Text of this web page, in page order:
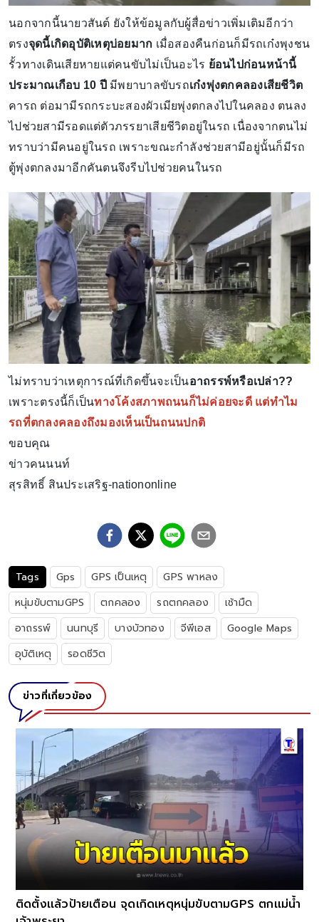
นอกจากนี้นายวสันต์ ยังให้ข้อมูลกับผู้สื่อข่าวเพิ่มเติมอีกว่า
ตรงจุดนี้เกิดอุบัติเหตุบ่อยมาก เมื่อสองคืนก่อนก็มีรถเก๋งพุงชน
รั้วทางเดินเสียหายแต่คนขับไม่เป็นอะไร ย้อนไปก่อนหน้านี้
ประมาณเกือบ 10 ปี มีพยาบาลขับรถเก๋งพุ่งตกคลองเสียชีวิต
คารถ ต่อมามีรถกระบะสองผัวเมียพุ่งตกลงไปในคลอง ตนลง
ไปช่วยสามีรอดแต่ตัวภรรยาเสียชีวิตอยู่ในรถ เนื่องจากตนไม่
ทราบว่ามีคนอยู่ในรถ เพราะขณะกำลังช่วยสามีอยู่นั้นก็มีรถ
ตู้พุ่งตกลงมาอีกคันตนจึงรีบไปช่วยคนในรถ
ไม่ทราบว่าเหตุการณ์ที่เกิดขึ้นจะเป็นอาถรรพ์หรือเปล่า??
เพราะตรงนี้ก็เป็นทางโค้งสภาพถนนก็ไม่ค่อยจะดี แต่ทำไม
รถที่ตกลงคลองถึงมองเห็นเป็นถนนปกติ
ขอบคุณ
ข่าวคนนนท์
สุรสิทธิ์ สินประเสริฐ-nationonline
Tags Gps GPS เป็นเหตุ
GPS พาหลง
หนุ่มขับตามGPS
ตกคลอง รถตกคลอง
เช้ามืด
อาถรรพ์
นนทบุรี บางบัวทอง จีพีเอส
Google Maps
อุบัติเหตุ
รอดชีวิต
ข่าวที่เกี่ยวข้อง
ติดตั้งเเล้วป้ายเตือน จุดเกิดเหตุหนุ่มขับตามGPS ตกเเม่น้ำ